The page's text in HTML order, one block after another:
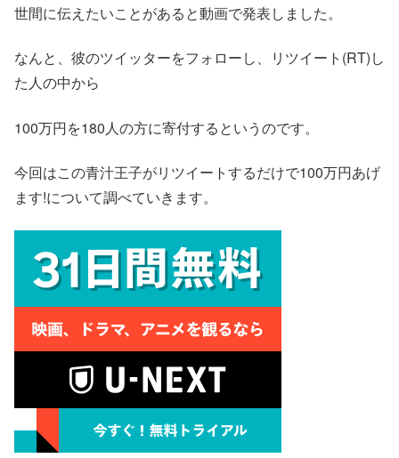
世間に伝えたいことがあると動画で発表しました。
なんと、彼のツイッターをフォローし、リツイート(RT)し
た人の中から
100万円を180人の方に寄付するというのです。
今回はこの青汁王子がリツイートするだけで100万円あげ
ます!について調べていきます。